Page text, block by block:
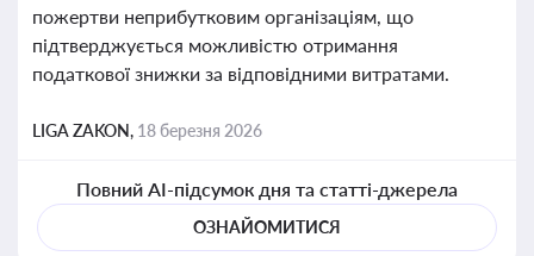
пожертви неприбутковим організаціям, що
підтверджується можливістю отримання
податкової знижки за відповідними витратами.
LIGA ZAKON, 18 березня 2026
Повний AI-підсумок дня та статті-джерела
ОЗНАЙОМИТИСЯ